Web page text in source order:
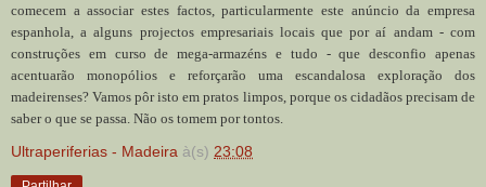
comecem a associar estes factos, particularmente este anúncio da empresa
espanhola, a alguns projectos empresariais locais que por aí andam - com
construções em curso de mega-armazéns e tudo - que desconfio apenas
acentuarão monopólios e reforçarão uma escandalosa exploração dos
madeirenses? Vamos pôr isto em pratos limpos, porque os cidadãos precisam de
saber o que se passa. Não os tomem por tontos.
Ultraperiferias - Madeira à(s) 23:08